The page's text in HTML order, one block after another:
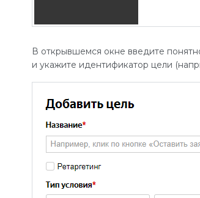
В открывшемся окне введите
и укажите идентификатор цели